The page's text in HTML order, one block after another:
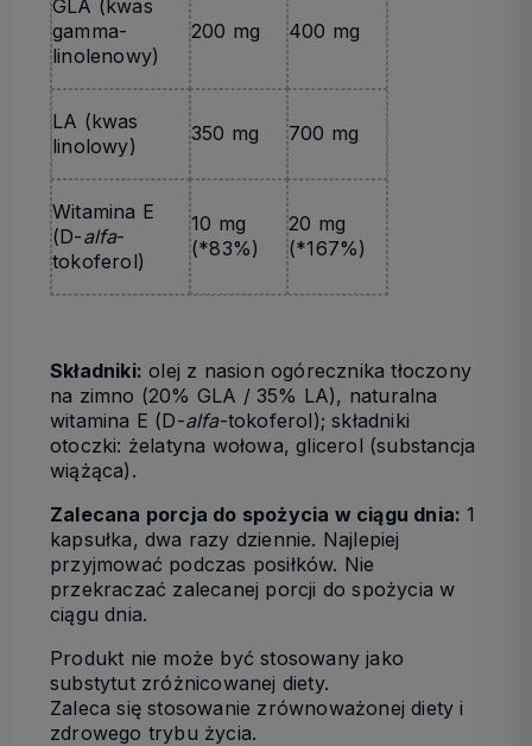
GLA (kwas
gamma-
linolenowy)
200 mg 400 mg
LA (kwas
linolowy)
350 mg 700 mg
Witamina E
(D-alfa-
tokoferol)
10 mg
(*83%)
20 mg
(*167%)
Składniki: olej z nasion ogórecznika tłoczony
na zimno (20% GLA / 35% LA), naturalna
witamina E (D-alfa-tokoferol); składniki
otoczki: żelatyna wołowa, glicerol (substancja
wiążąca).
Zalecana porcja do spożycia w ciągu dnia: 1
kapsułka, dwa razy dziennie. Najlepiej
przyjmować podczas posiłków. Nie
przekraczać zalecanej porcji do spożycia w
ciągu dnia.
Produkt nie może być stosowany jako
substytut zróżnicowanej diety.
Zaleca się stosowanie zrównoważonej diety i
zdrowego trybu życia.